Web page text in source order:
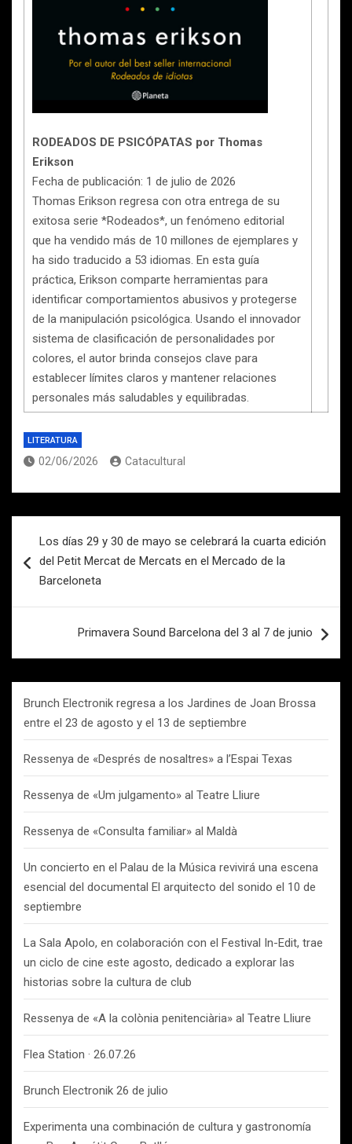
RODEADOS DE PSICÓPATAS por Thomas
Erikson
Fecha de publicación: 1 de julio de 2026
Thomas Erikson regresa con otra entrega de su
exitosa serie *Rodeados*, un fenómeno editorial
que ha vendido más de 10 millones de ejemplares y
ha sido traducido a 53 idiomas. En esta guía
práctica, Erikson comparte herramientas para
identificar comportamientos abusivos y protegerse
de la manipulación psicológica. Usando el innovador
sistema de clasificación de personalidades por
colores, el autor brinda consejos clave para
establecer límites claros y mantener relaciones
personales más saludables y equilibradas.
LITERATURA
02/06/2026 Catacultural
de
entradas
Los días 29 y 30 de mayo se celebrará la cuarta edición
del Petit Mercat de Mercats en el Mercado de la
Barceloneta
Primavera Sound Barcelona del 3 al 7 de junio
Brunch Electronik regresa a los Jardines de Joan Brossa
entre el 23 de agosto y el 13 de septiembre
Ressenya de «Després de nosaltres» a l’Espai Texas
Ressenya de «Um julgamento» al Teatre Lliure
Ressenya de «Consulta familiar» al Maldà
Un concierto en el Palau de la Música revivirá una escena
esencial del documental El arquitecto del sonido el 10 de
septiembre
La Sala Apolo, en colaboración con el Festival In-Edit, trae
un ciclo de cine este agosto, dedicado a explorar las
historias sobre la cultura de club
Ressenya de «A la colònia penitenciària» al Teatre Lliure
Flea Station · 26.07.26
Brunch Electronik 26 de julio
Experimenta una combinación de cultura y gastronomía